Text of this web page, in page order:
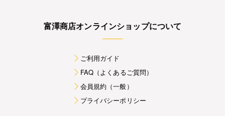
富澤商店オンラインショップについて
ご利用ガイド
FAQ（よくあるご質問）
会員規約（一般）
プライバシーポリシー